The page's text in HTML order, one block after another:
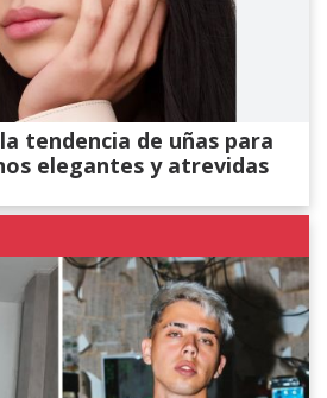
tendencia de uñas para
elegantes y atrevidas